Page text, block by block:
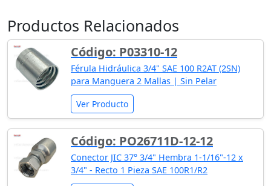
Productos Relacionados
Código: P03310-12
Férula Hidráulica 3/4" SAE 100 R2AT (2SN)
para Manguera 2 Mallas | Sin Pelar
Ver Producto
Código: PO26711D-12-12
Conector JIC 37° 3/4" Hembra 1-1/16"-12 x
3/4" - Recto 1 Pieza SAE 100R1/R2